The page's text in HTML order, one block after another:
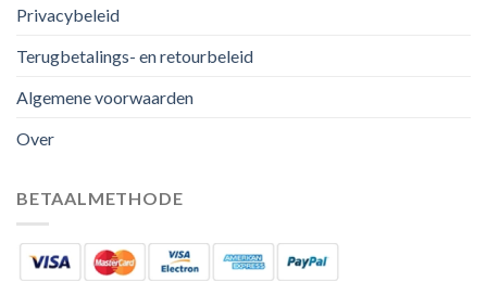
Privacybeleid
Terugbetalings- en retourbeleid
Algemene voorwaarden
Over
BETAALMETHODE